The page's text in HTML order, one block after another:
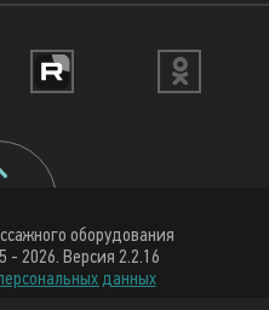
оборудования
- 2026. Версия 2.2.16
данных